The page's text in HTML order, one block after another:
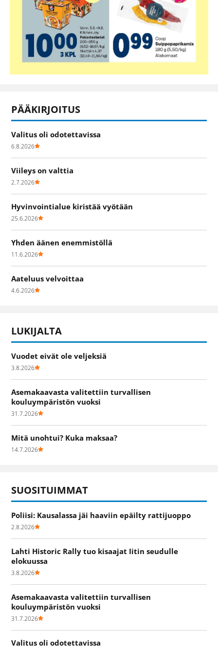
PÄÄKIRJOITUS
Valitus oli odotettavissa
6.8.2026
Viileys on valttia
2.7.2026
Hyvinvointialue kiristää vyötään
25.6.2026
Yhden äänen enemmistöllä
11.6.2026
Aateluus velvoittaa
4.6.2026
LUKIJALTA
Vuodet eivät ole veljeksiä
3.8.2026
Asemakaavasta valitettiin turvallisen
kouluympäristön vuoksi
31.7.2026
Mitä unohtui? Kuka maksaa?
14.7.2026
SUOSITUIMMAT
Poliisi: Kausalassa jäi haaviin epäilty rattijuoppo
2.8.2026
Lahti Historic Rally tuo kisaajat Iitin seudulle
elokuussa
3.8.2026
Asemakaavasta valitettiin turvallisen
kouluympäristön vuoksi
31.7.2026
Valitus oli odotettavissa